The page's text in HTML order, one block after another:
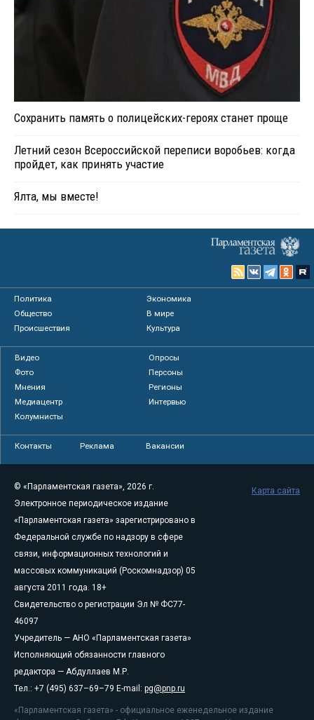
Сохранить память о полицейских-героях станет проще
Летний сезон Всероссийской переписи воробьев: когда
пройдет, как принять участие
Ялта, мы вместе!
Политика
Экономика
Общество
В мире
Происшествия
Культура
Видео
Опросы
Фото
Персоны
Мнения
Регионы
Медиацентр
Интервью
Колумнисты
Контакты Реклама Вакансии
© «Парламентская газета», 2026 г.
Электронное периодическое издание
«Парламентская газета» зарегистрировано в
Федеральной службе по надзору в сфере
связи, информационных технологий и
массовых коммуникаций (Роскомнадзор) 05
августа 2011 года. 18+
Свидетельство о регистрации Эл № ФС77-
46097
Учредитель — АНО «Парламентская газета»
Исполняющий обязанности главного
редактора — Абдуллаев М.Р.
Тел.: +7 (495) 637–69–79 E-mail: pg@pnp.ru
«Парламентская газета» - официальное еженедельное издание
Карта сайта